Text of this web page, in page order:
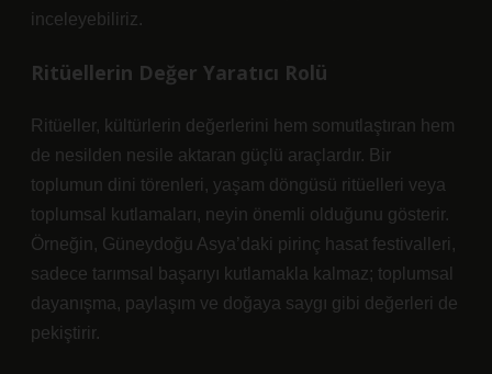
inceleyebiliriz.
Ritüellerin Değer Yaratıcı Rolü
Ritüeller, kültürlerin değerlerini hem somutlaştıran hem
de nesilden nesile aktaran güçlü araçlardır. Bir
toplumun dini törenleri, yaşam döngüsü ritüelleri veya
toplumsal kutlamaları, neyin önemli olduğunu gösterir.
Örneğin, Güneydoğu Asya’daki pirinç hasat festivalleri,
sadece tarımsal başarıyı kutlamakla kalmaz; toplumsal
dayanışma, paylaşım ve doğaya saygı gibi değerleri de
pekiştirir.